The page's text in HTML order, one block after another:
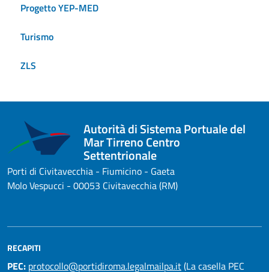
Progetto YEP-MED
Turismo
ZLS
Autorità di Sistema Portuale del
Mar Tirreno Centro
Settentrionale
Porti di Civitavecchia - Fiumicino - Gaeta
Molo Vespucci - 00053 Civitavecchia (RM)
RECAPITI
PEC: protocollo@portidiroma.legalmailpa.it(La casella PEC